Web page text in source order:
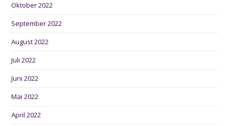
Oktober 2022
September 2022
August 2022
Juli 2022
Juni 2022
Mai 2022
April 2022